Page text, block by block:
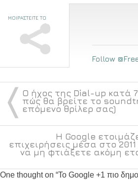
ΜΟΙΡΑΣΤΕΙΤΕ ΤΟ
Follow
〈 Ο ήχος της Dial-up κατά
πώς θα βρείτε το
επόμενο θρίλερ σας)
Η Google
επιχειρήσεις μέσα στο
να μη φτιάξετε ακόμη
One thought on “Το Google +1 πιο